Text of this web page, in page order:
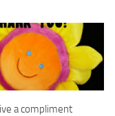
a compliment